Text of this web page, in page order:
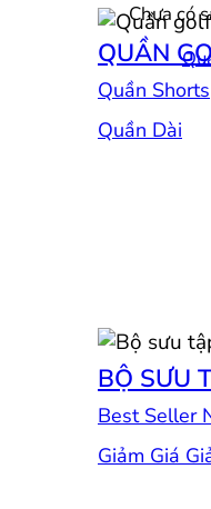
Chưa có
QUẦN
Quần Shorts
Quần Dài
BỘ SƯU
Best Seller
Giảm Giá